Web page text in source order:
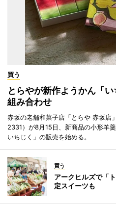
買う
とらやが新作ようかん「
組み合わせ
赤坂の老舗和菓子店「とらや 赤坂
2331）が8月15日、新商品の小形羊
いちじく」の販売を始める。
買う
アークヒルズで「
定スイーツも